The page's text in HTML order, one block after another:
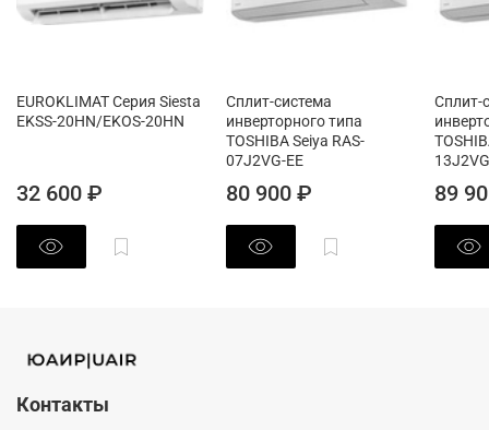
EUROKLIMAT Серия Siesta
EKSS-20HN/EKOS-20HN
32 600 ₽
Сплит-система
инверторного типа
TOSHIBA Seiya RAS-
07J2VG-EE
80 900 ₽
Сплит-
89
Контакты